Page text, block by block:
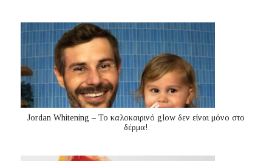
Jordan Whitening – Το καλοκαιρινό glow δεν είναι μόνο στο
δέρμα!